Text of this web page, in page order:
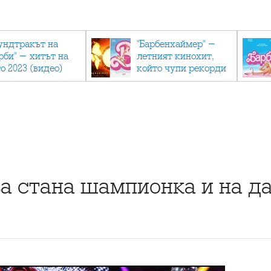
на
- хитът на
2023 (видео)
"Барбенхаймер" -
летният кинохит,
който чупи рекорди
стана шампионка и на